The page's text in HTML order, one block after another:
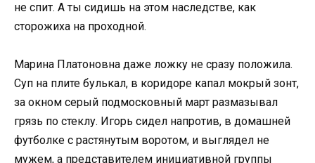
не спит. А ты сидишь на этом наследстве, как
сторожиха на проходной.
Марина Платоновна даже ложку не сразу положила.
Суп на плите булькал, в коридоре капал мокрый зонт,
за окном серый подмосковный март размазывал
грязь по стеклу. Игорь сидел напротив, в домашней
футболке с растянутым воротом, и выглядел не
мужем, а представителем инициативной группы